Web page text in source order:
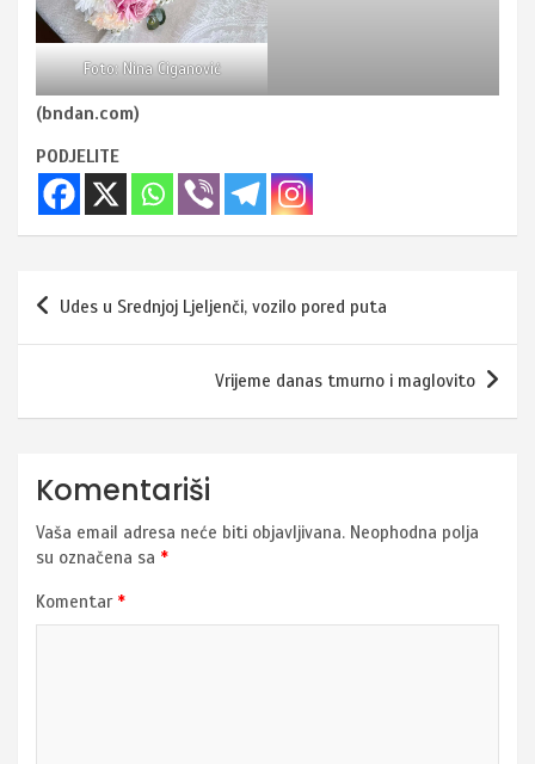
Foto: Nina Ciganović
(bndan.com)
PODJELITE
Navigacija
članaka
Udes u Srednjoj Ljeljenči, vozilo pored puta
Vrijeme danas tmurno i maglovito
Komentariši
Vaša email adresa neće biti objavljivana. Neophodna polja
su označena sa *
Komentar *